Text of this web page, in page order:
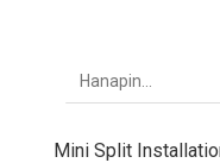
Mini Split